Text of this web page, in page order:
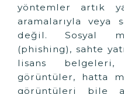
yöntemler artık
aramalarıyla veya
değil. Sosyal
(phishing), sahte
lisans
görüntüler, hatta
görüntüleri bile